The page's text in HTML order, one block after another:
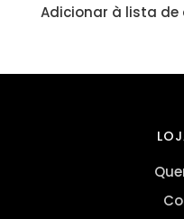
Adicionar à lista de